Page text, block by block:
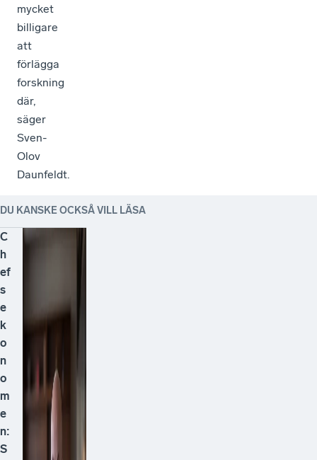
mycket
billigare
att
förlägga
forskning
där,
säger
Sven-
Olov
Daunfeldt.
DU KANSKE OCKSÅ VILL LÄSA
C
h
ef
s
e
k
o
n
o
m
e
n:
S